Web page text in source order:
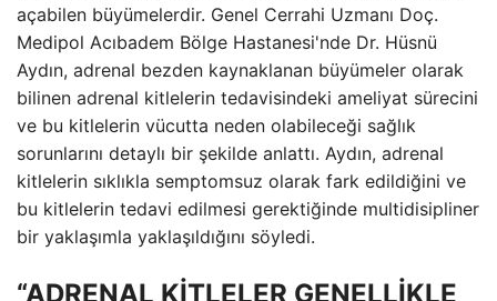
açabilen büyümelerdir. Genel Cerrahi Uzmanı Doç.
Medipol Acıbadem Bölge Hastanesi'nde Dr. Hüsnü
Aydın, adrenal bezden kaynaklanan büyümeler olarak
bilinen adrenal kitlelerin tedavisindeki ameliyat sürecini
ve bu kitlelerin vücutta neden olabileceği sağlık
sorunlarını detaylı bir şekilde anlattı. Aydın, adrenal
kitlelerin sıklıkla semptomsuz olarak fark edildiğini ve
bu kitlelerin tedavi edilmesi gerektiğinde multidisipliner
bir yaklaşımla yaklaşıldığını söyledi.
“ADRENAL KİTLELER GENELLİKLE